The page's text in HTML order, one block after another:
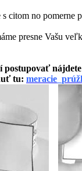
citom no pomerne
presne Vašu
postupovať
tu: